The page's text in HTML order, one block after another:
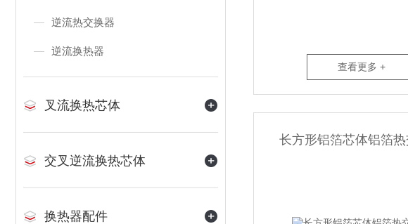
逆流热交换器
逆流换热器
叉流换热芯体
交叉逆流换热芯体
换热器配件
查看更多 +
长方形铝箔芯体铝箔